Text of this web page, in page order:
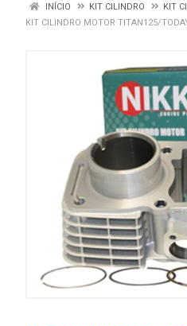
INÍCIO KIT CILINDRO
KIT
KIT CILINDRO MOTOR TITAN125/